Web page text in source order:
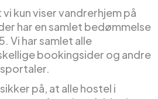
kun viser vandrerhjem på
har en samlet bedømmelse
Vi har samlet alle
bookingsider og andre
på, at alle hostel i